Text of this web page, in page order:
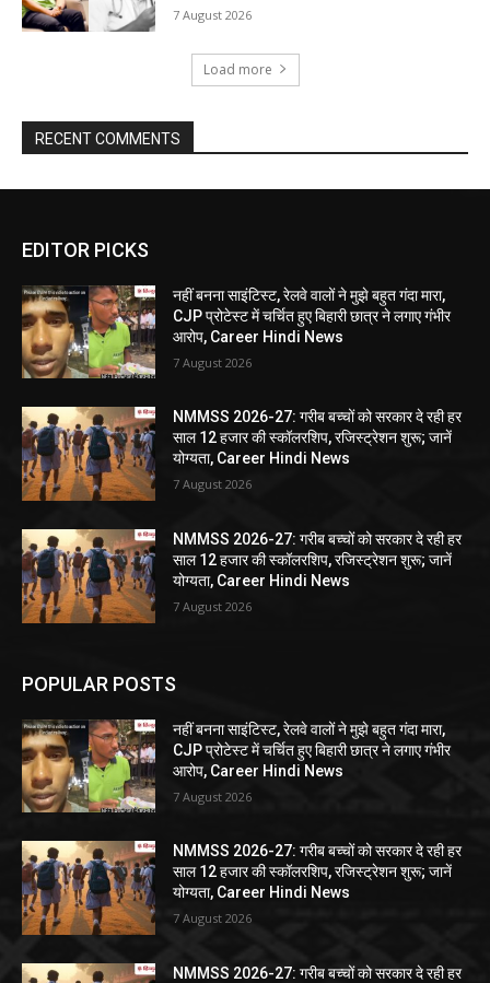
7 August 2026
Load more
RECENT COMMENTS
EDITOR PICKS
नहीं बनना साइंटिस्ट, रेलवे वालों ने मुझे बहुत गंदा मारा,
CJP प्रोटेस्ट में चर्चित हुए बिहारी छात्र ने लगाए गंभीर
आरोप, Career Hindi News
7 August 2026
NMMSS 2026-27: गरीब बच्चों को सरकार दे रही हर
साल 12 हजार की स्कॉलरशिप, रजिस्ट्रेशन शुरू; जानें
योग्यता, Career Hindi News
7 August 2026
NMMSS 2026-27: गरीब बच्चों को सरकार दे रही हर
साल 12 हजार की स्कॉलरशिप, रजिस्ट्रेशन शुरू; जानें
योग्यता, Career Hindi News
7 August 2026
POPULAR POSTS
नहीं बनना साइंटिस्ट, रेलवे वालों ने मुझे बहुत गंदा मारा,
CJP प्रोटेस्ट में चर्चित हुए बिहारी छात्र ने लगाए गंभीर
आरोप, Career Hindi News
7 August 2026
NMMSS 2026-27: गरीब बच्चों को सरकार दे रही हर
साल 12 हजार की स्कॉलरशिप, रजिस्ट्रेशन शुरू; जानें
योग्यता, Career Hindi News
7 August 2026
NMMSS 2026-27: गरीब बच्चों को सरकार दे रही हर